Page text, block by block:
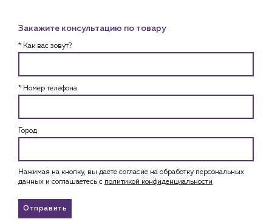
Закажите консультацию по товару
* Как вас зовут?
* Номер телефона
Город
Нажимая на кнопку, вы даете согласие на обработку персональных
данных и соглашаетесь c политикой конфиденциальности
Отправить